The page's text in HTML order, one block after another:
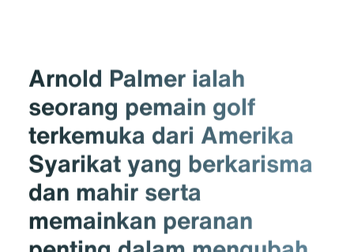
Arnold Palmer ialah
seorang pemain golf
terkemuka dari Amerika
Syarikat yang berkarisma
dan mahir serta
memainkan peranan